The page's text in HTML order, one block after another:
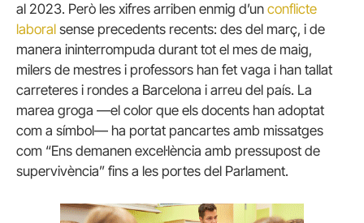
al 2023. Però les xifres arriben enmig d’un conflicte
laboral sense precedents recents: des del març, i de
manera ininterrompuda durant tot el mes de maig,
milers de mestres i professors han fet vaga i han tallat
carreteres i rondes a Barcelona i arreu del país. La
marea groga —el color que els docents han adoptat
com a símbol— ha portat pancartes amb missatges
com “Ens demanen excel·lència amb pressupost de
supervivència” fins a les portes del Parlament.